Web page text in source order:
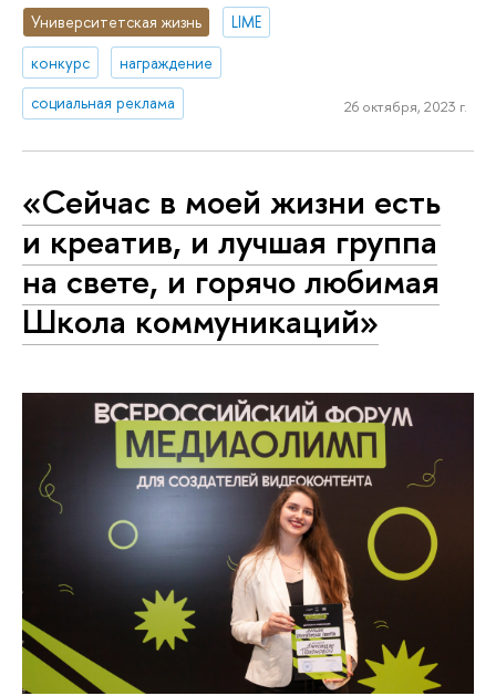
Университетская жизнь
LIME
конкурс
награждение
социальная реклама
26 октября, 2023 г.
«Сейчас в моей жизни есть
и креатив, и лучшая группа
на свете, и горячо любимая
Школа коммуникаций»